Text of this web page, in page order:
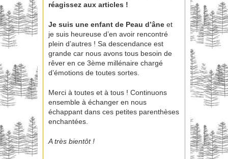
réagissez aux articles !
Je suis une enfant de Peau d’âne et
je suis heureuse d’en avoir rencontré
plein d’autres ! Sa descendance est
grande car nous avons tous besoin de
rêver en ce 3ème millénaire chargé
d’émotions de toutes sortes.
Merci à toutes et à tous ! Continuons
ensemble à échanger en nous
échappant dans ces petites parenthèses
enchantées.
A très bientôt !